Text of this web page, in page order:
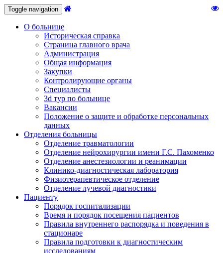
Toggle navigation
О больнице
Историческая справка
Страница главного врача
Администрация
Общая информация
Закупки
Контролирующие органы
Специалисты
3d тур по больнице
Вакансии
Положение о защите и обработке персональных
данных
Отделения больницы
Отделение травматологии
Отделение нейрохирургии имени Г.С. Пахоменко
Отделение анестезиологии и реанимации
Клинико-диагностическая лаборатория
Физиотерапевтическое отделение
Отделение лучевой диагностики
Пациенту
Порядок госпитализации
Время и порядок посещения пациентов
Правила внутреннего распорядка и поведения в
стационаре
Правила подготовки к диагностическим
исследованиям